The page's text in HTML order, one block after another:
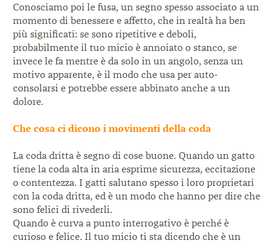
Conosciamo poi le fusa, un segno spesso associato a un
momento di benessere e affetto, che in realtà ha ben
più significati: se sono ripetitive e deboli,
probabilmente il tuo micio è annoiato o stanco, se
invece le fa mentre è da solo in un angolo, senza un
motivo apparente, è il modo che usa per auto-
consolarsi e potrebbe essere abbinato anche a un
dolore.
Che cosa ci dicono i movimenti della coda
La coda dritta è segno di cose buone. Quando un gatto
tiene la coda alta in aria esprime sicurezza, eccitazione
o contentezza. I gatti salutano spesso i loro proprietari
con la coda dritta, ed è un modo che hanno per dire che
sono felici di rivederli.
Quando è curva a punto interrogativo è perché è
curioso e felice. Il tuo micio ti sta dicendo che è un